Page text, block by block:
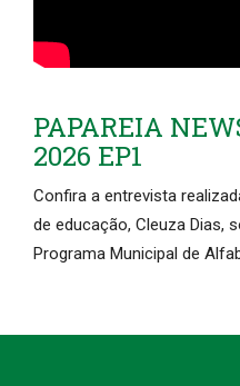
PAPAREIA
2026 EP1
Confira a entrevista
de educação, Cleuza Dias,
Programa Municipal de